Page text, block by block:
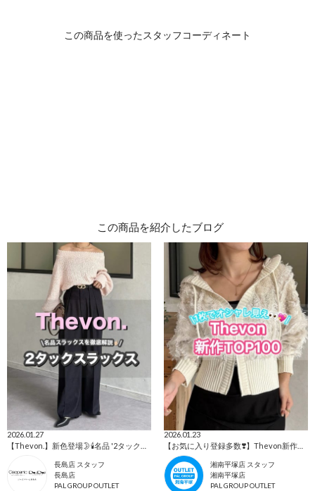
この商品を紹介したブログ
2026.01.27
長島店 スタッフ
長島店
PAL GROUP OUTLET
2026.01.23
【お気に入り登録多数❣️】Thevon新作ランキングTOP100
湘南平塚店 スタッフ
湘南平塚店
PAL GROUP OUTLET